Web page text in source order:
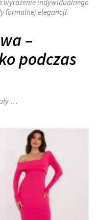
wyrażenie indywidualnego
formalnej elegancji.
–
podczas
…